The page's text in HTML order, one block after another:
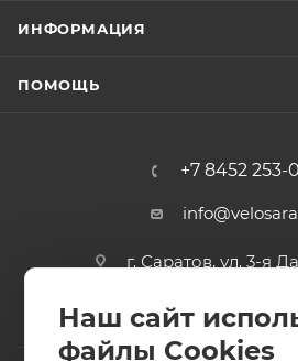
ИНФОРМАЦИЯ
ПОМОЩЬ
+7 8452 253-
г. Саратов, ул. 3-я
Наш сайт
файлы Cookies